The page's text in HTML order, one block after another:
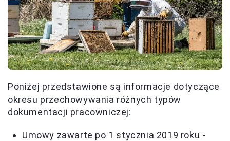
Poniżej przedstawione są informacje dotyczące
okresu przechowywania różnych typów
dokumentacji pracowniczej:
Umowy zawarte po 1 stycznia 2019 roku -